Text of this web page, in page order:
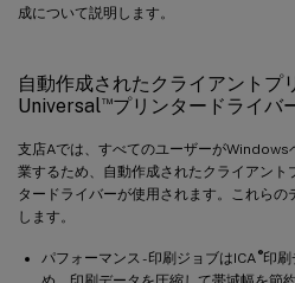
成について説明します。
自動作成されたクライアントプ
Universal™プリンタードライバ
支店Aでは、すべてのユーザーがWindows
業するため、自動作成されたクライアント
タードライバーが使用されます。これら
します。
パフォーマンス - 印刷ジョブはICA ®印刷